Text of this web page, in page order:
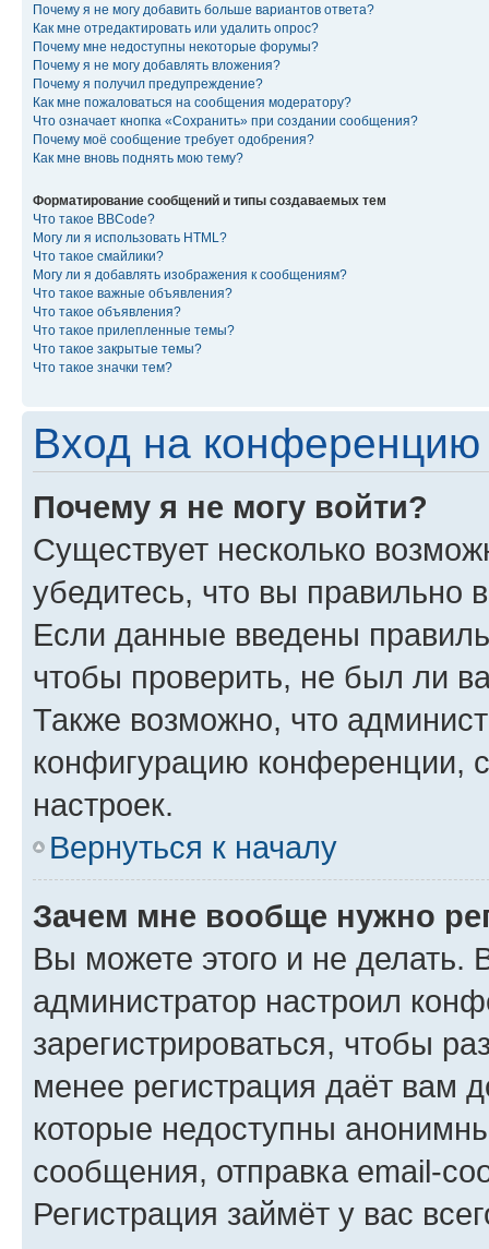
Почему я не могу добавить больше вариантов ответа?
Как мне отредактировать или удалить опрос?
Почему мне недоступны некоторые форумы?
Почему я не могу добавлять вложения?
Почему я получил предупреждение?
Как мне пожаловаться на сообщения модератору?
Что означает кнопка «Сохранить» при создании сообщения?
Почему моё сообщение требует одобрения?
Как мне вновь поднять мою тему?
Форматирование сообщений и типы создаваемых тем
Что такое BBCode?
Могу ли я использовать HTML?
Что такое смайлики?
Могу ли я добавлять изображения к сообщениям?
Что такое важные объявления?
Что такое объявления?
Что такое прилепленные темы?
Что такое закрытые темы?
Что такое значки тем?
Вход на конференцию
Почему я не могу войти?
Существует несколько
убедитесь, что вы правильно
Если данные введены
чтобы проверить, не был ли
Также возможно, что
конфигурацию конференции,
настроек.
Вернуться к началу
Зачем мне вообще нужно
Вы можете этого и не делать.
администратор настроил
зарегистрироваться, чтобы
менее регистрация даёт вам
которые недоступны
сообщения, отправка email-
Регистрация займёт у вас